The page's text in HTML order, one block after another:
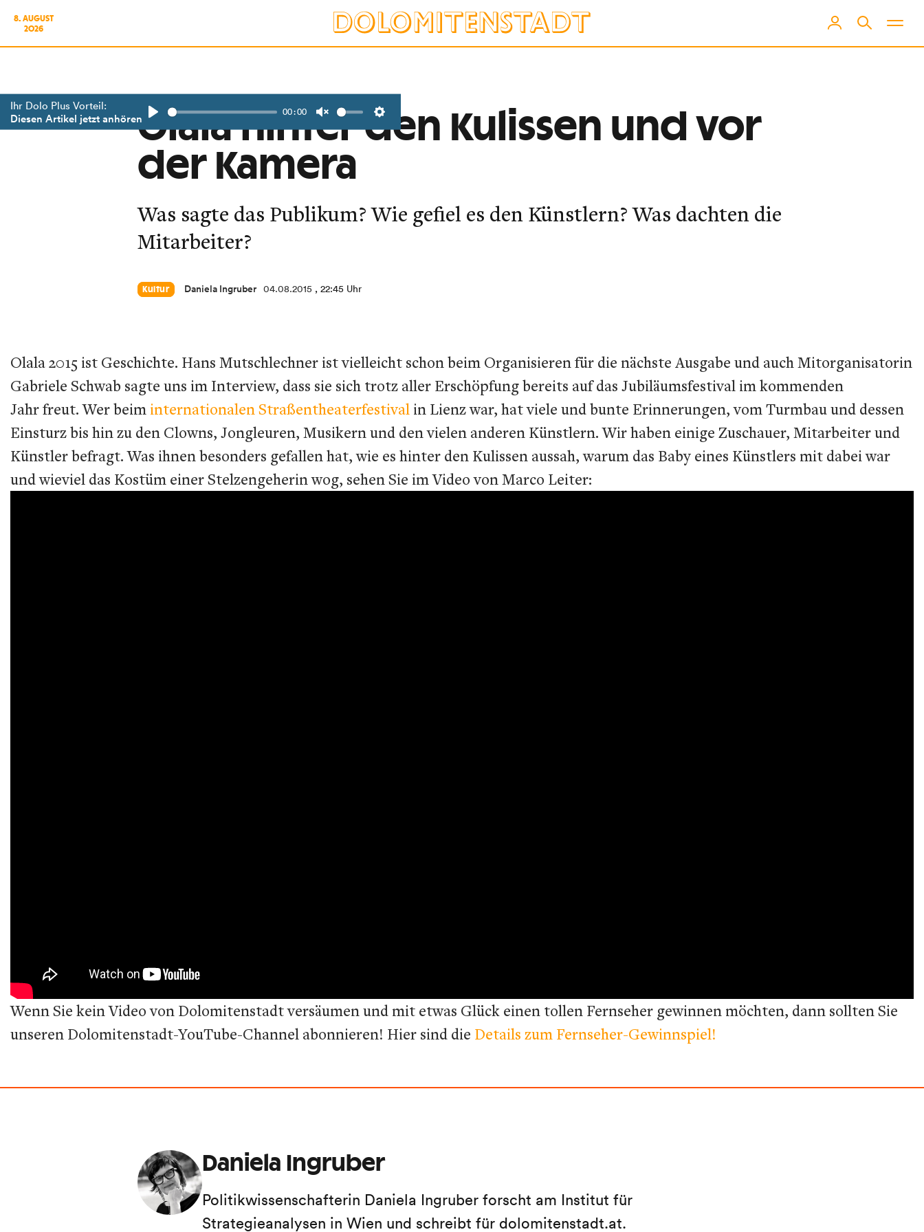
8. AUGUST
2026
Ihr Dolo Plus Vorteil:
Diesen Artikel jetzt anhören
Play
00:00
Unmute Settings
Olala hinter den Kulissen und vor
der Kamera
Was sagte das Publikum? Wie gefiel es den Künstlern? Was dachten die
Mitarbeiter?
Kultur Daniela Ingruber 04.08.2015 , 22:45 Uhr
Olala 2015 ist Geschichte. Hans Mutschlechner ist vielleicht schon beim Organisieren für die nächste Ausgabe und auch Mitorganisatorin
Gabriele Schwab sagte uns im Interview, dass sie sich trotz aller Erschöpfung bereits auf das Jubiläumsfestival im kommenden
Jahr freut. Wer beim internationalen Straßentheaterfestival in Lienz war, hat viele und bunte Erinnerungen, vom Turmbau und dessen
Einsturz bis hin zu den Clowns, Jongleuren, Musikern und den vielen anderen Künstlern. Wir haben einige Zuschauer, Mitarbeiter und
Künstler befragt. Was ihnen besonders gefallen hat, wie es hinter den Kulissen aussah, warum das Baby eines Künstlers mit dabei war
und wieviel das Kostüm einer Stelzengeherin wog, sehen Sie im Video von Marco Leiter:
Wenn Sie kein Video von Dolomitenstadt versäumen und mit etwas Glück einen tollen Fernseher gewinnen möchten, dann sollten Sie
unseren Dolomitenstadt-YouTube-Channel abonnieren! Hier sind die Details zum Fernseher-Gewinnspiel!
Daniela Ingruber
Politikwissenschafterin Daniela Ingruber forscht am Institut für
Strategieanalysen in Wien und schreibt für dolomitenstadt.at.